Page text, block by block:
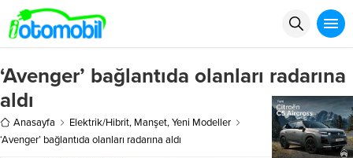
‘Avenger’ bağlantıda olanları radarına
aldı
Anasayfa Elektrik/Hibrit, Manşet,Yeni Modeller
‘Avenger’ bağlantıda olanları radarına aldı